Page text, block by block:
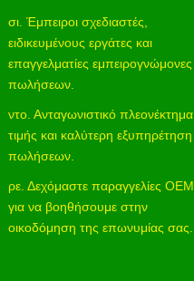
σι. Έμπειροι σχεδιαστές,
ειδικευμένους εργάτες και
επαγγελματίες εμπειρογνώμονες
πωλήσεων.
ντο. Ανταγωνιστικό πλεονέκτημα
τιμής και καλύτερη εξυπηρέτηση
πωλήσεων.
ρε. Δεχόμαστε παραγγελίες OEM
για να βοηθήσουμε στην
οικοδόμηση της επωνυμίας σας.